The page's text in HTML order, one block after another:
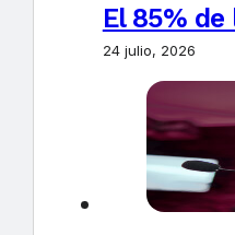
El 85%
24 julio, 2026